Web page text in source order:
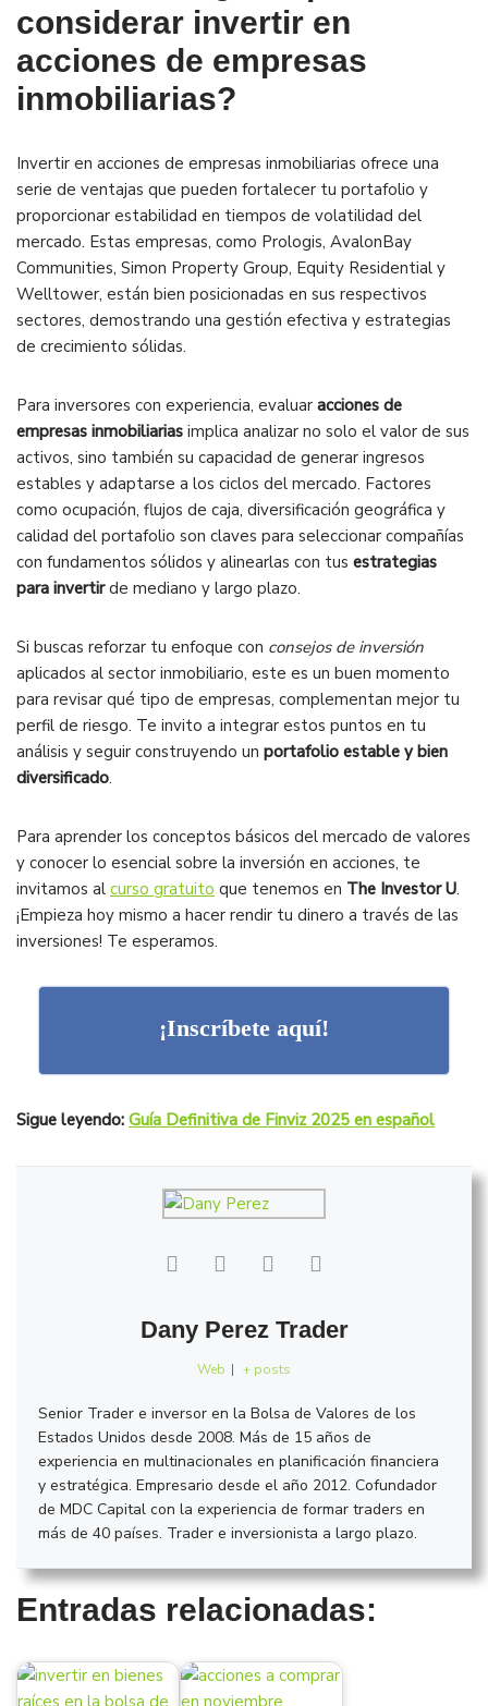
considerar invertir en
acciones de empresas
inmobiliarias?
Invertir en acciones de empresas inmobiliarias ofrece una
serie de ventajas que pueden fortalecer tu portafolio y
proporcionar estabilidad en tiempos de volatilidad del
mercado. Estas empresas, como Prologis, AvalonBay
Communities, Simon Property Group, Equity Residential y
Welltower, están bien posicionadas en sus respectivos
sectores, demostrando una gestión efectiva y estrategias
de crecimiento sólidas.
Para inversores con experiencia, evaluar acciones de
empresas inmobiliarias implica analizar no solo el valor de sus
activos, sino también su capacidad de generar ingresos
estables y adaptarse a los ciclos del mercado. Factores
como ocupación, flujos de caja, diversificación geográfica y
calidad del portafolio son claves para seleccionar compañías
con fundamentos sólidos y alinearlas con tus estrategias
para invertirde mediano y largo plazo.
Si buscas reforzar tu enfoque con consejos de inversión
aplicados al sector inmobiliario, este es un buen momento
para revisar qué tipo de empresas, complementan mejor tu
perfil de riesgo. Te invito a integrar estos puntos en tu
análisis y seguir construyendo un portafolio estable y bien
diversificado.
Para aprender los conceptos básicos del mercado de valores
y conocer lo esencial sobre la inversión en acciones, te
invitamos al curso gratuito que tenemos en The Investor U.
¡Empieza hoy mismo a hacer rendir tu dinero a través de las
inversiones! Te esperamos.
¡Inscríbete aquí!
Sigue leyendo: Guía Definitiva de Finviz 2025 en español
Dany Perez Trader
Web | + posts
Senior Trader e inversor en la Bolsa de Valores de los
Estados Unidos desde 2008. Más de 15 años de
experiencia en multinacionales en planificación financiera
y estratégica. Empresario desde el año 2012. Cofundador
de MDC Capital con la experiencia de formar traders en
más de 40 países. Trader e inversionista a largo plazo.
Entradas relacionadas: